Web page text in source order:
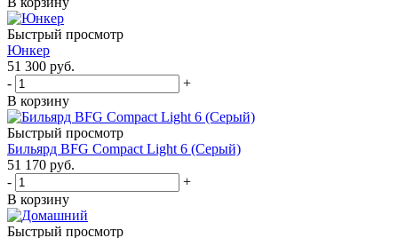
Быстрый просмотр
Юнкер
51 300 руб.
-
+
В корзину
Быстрый просмотр
Бильярд BFG Compact Light 6 (Серый)
51 170 руб.
-
+
В корзину
Быстрый просмотр